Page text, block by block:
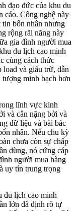
đạo đức của khu du
cáo. Công nghệ này
tin bốn nhân nhưng
rộng rãi năng này
gia đình người mua
du lịch cao minh
cùng cách thức
và giấu trữ, dẫn
minh bạch hơn
lĩnh vực kinh
và cân nặng bởi và
dữ liệu và bài bác
nhân. Nếu chu kỳ
chưa còn sự chấp
dùng, nó cứng cáp
người mua hàng
uy tín trung trọng
du lịch cao minh
lớn đã định rõ tự